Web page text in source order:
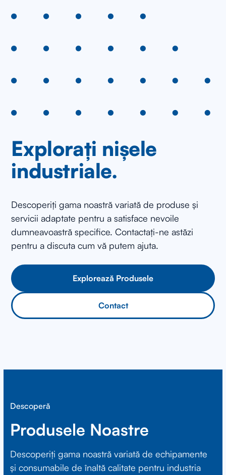
Explorați nișele
industriale.
Descoperiți gama noastră variată de produse și
servicii adaptate pentru a satisface nevoile
dumneavoastră specifice. Contactați-ne astăzi
pentru a discuta cum vă putem ajuta.
Explorează Produsele
Contact
Descoperă
Produsele Noastre
Descoperiți gama noastră variată de echipamente
și consumabile de înaltă calitate pentru industria